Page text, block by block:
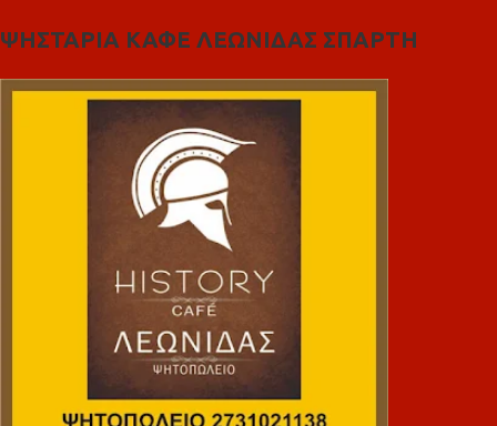
ΨΗΣΤΑΡΙΑ ΚΑΦΕ ΛΕΩΝΙΔΑΣ ΣΠΑΡΤΗ